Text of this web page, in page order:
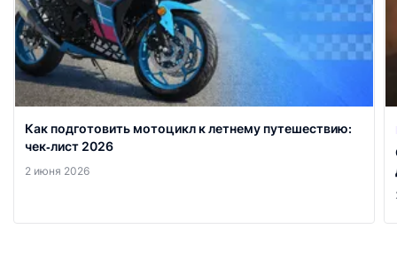
Как подготовить мотоцикл к летнему путешествию:
чек‑лист 2026
2 июня 2026